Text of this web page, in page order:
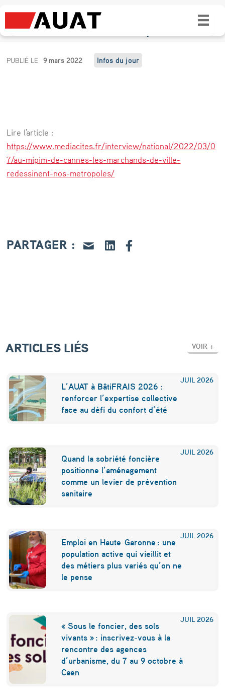
Au Mipim de Cannes, les « marchands de
ville » redessinent nos métropoles
A
p
i
m
d
n
e
«
m
a
c
h
a
n
s
d
e
v
l
e
»
PUBLIÉ LE 9 mars 2022 Infos du jour
Lire l'article :
https://www.mediacites.fr/interview/national/2022/03/0
7/au-mipim-de-cannes-les-marchands-de-ville-
redessinent-nos-metropoles/
PARTAGER :
ARTICLES LIÉS VOIR +
JUIL 2026
L’AUAT à BâtiFRAIS 2026 :
renforcer l’expertise collective
face au défi du confort d’été
JUIL 2026
Quand la sobriété foncière
positionne l’aménagement
comme un levier de prévention
sanitaire
JUIL 2026
Emploi en Haute-Garonne : une
population active qui vieillit et
des métiers plus variés qu’on ne
le pense
JUIL 2026
« Sous le foncier, des sols
vivants » : inscrivez-vous à la
rencontre des agences
d’urbanisme, du 7 au 9 octobre à
Caen